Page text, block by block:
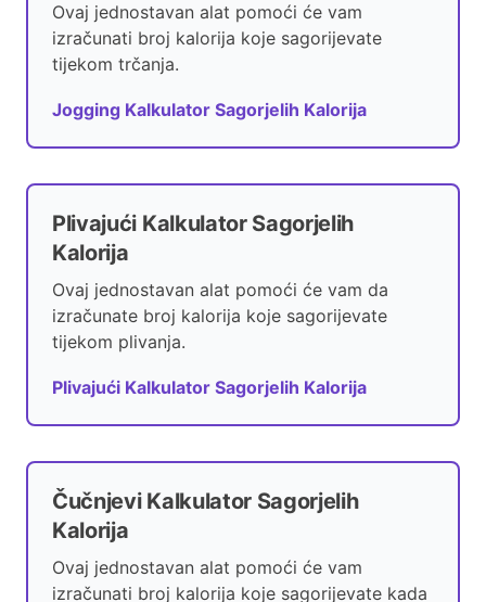
Ovaj jednostavan alat pomoći će vam
izračunati broj kalorija koje sagorijevate
tijekom trčanja.
Jogging Kalkulator Sagorjelih Kalorija
Plivajući Kalkulator Sagorjelih
Kalorija
Ovaj jednostavan alat pomoći će vam da
izračunate broj kalorija koje sagorijevate
tijekom plivanja.
Plivajući Kalkulator Sagorjelih Kalorija
Čučnjevi Kalkulator Sagorjelih
Kalorija
Ovaj jednostavan alat pomoći će vam
izračunati broj kalorija koje sagorijevate kada